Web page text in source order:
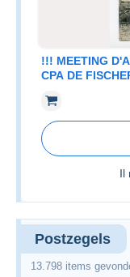
!!! MEETING
CPA DE
Il
Postzegels
13.798 items